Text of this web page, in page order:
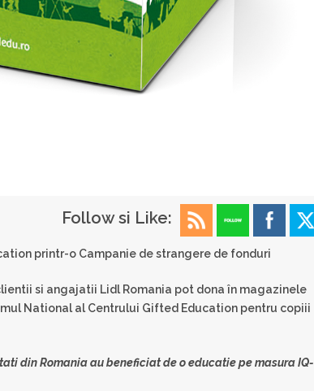
Follow si Like:
printr-o Campanie de strangere de fonduri
si angajatii Lidl Romania pot dona în magazinele
National al Centrului Gifted Education pentru copiii
dinRomaniaau beneficiat de o educatie pe masura IQ-